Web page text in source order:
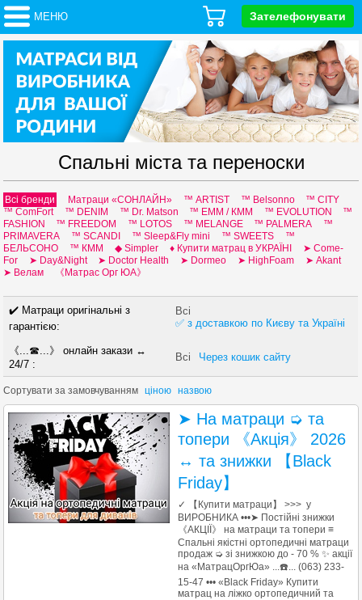
МЕНЮ Зателефонувати
Спальні міста та переноски
Всі бренди Матраци «СОНЛАЙН» ™ ARTIST ™ Belsonno
™ CITY
™ ComFort
™ DENIM ™ Dr. Matson ™ EMM / КММ ™ EVOLUTION
™
FASHION
™ FREEDOM ™ LOTOS ™ MELANGE ™ PALMERA
™
PRIMAVERA
™ SCANDI ™ Sleep&Fly mini ™ SWEETS
™
БЕЛЬСОНО
™ КММ ◆ Simpler ♦ Купити матрац в УКРАЇНІ
➤ Come-
For
➤ Day&Night ➤ Doctor Health ➤ Dormeo ➤ HighFoam
➤ Аkant
➤ Велам
《Матрас Орг ЮА》
✔️ Матраци оригінальні з
гарантією:
Всі
✅ з доставкою по Києву та Україні
《...☎...》 онлайн закази ↔
24/7 :
Всі Через кошик сайту
Сортувати зазамовчуванням ціною назвою
➤ На матраци ➭ та
топери 《Акція》 2026
↔ та знижки 【Black
Friday】
✓ 【Купити матраци】 >>> у
ВИРОБНИКА •••➤ Постійні знижки
《АКЦІЇ》 на матраци та топери ≡
Спальні якістні ортопедичні матраци
продаж ➭ зі знижкою до - 70 % ✨ акції
на «МатрацОргЮа» ...☎️... (063) 233-
15-47 ••• «Black Friday» Купити
матрац на ліжко ортопедичний та